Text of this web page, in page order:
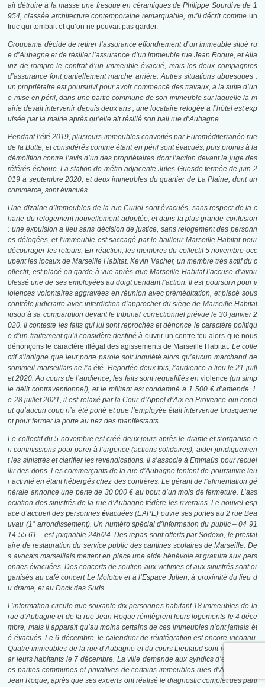
ait détruire à la masse une fresque en céramiques de Philippe Sourdive de 1
954, classée architecture contemporaine remarquable, qu’il décrit comme un
truc qui tombait et qu’on ne pouvait pas garder.
Groupama décide de retirer l’assurance effondrement d’un immeuble situé ru
e d’Aubagne et de résilier l’assurance d’un immeuble rue Jean Roque, et Alla
inz de rompre le contrat d’un immeuble évacué, mais les deux compagnies
d’assurance font partiellement marche arrière. Autres situations ubuesques :
un propriétaire est poursuivi pour avoir commencé des travaux, à la suite d’un
e mise en péril, dans une partie commune de son immeuble sur laquelle la m
airie devait intervenir depuis deux ans ; une locataire relogée à l’hôtel est exp
ulsée par la mairie après qu’elle ait résilié son bail rue d’Aubagne.
Pendant l’été 2019, plusieurs immeubles convoités par Euroméditerranée rue
de la Butte, et considérés comme étant en péril sont évacués, puis promis à la
démolition contre l’avis d’un des propriétaires dont l’action devant le juge des
référés échoue. La station de métro adjacente Jules Guesde fermée de juin 2
019 à septembre 2020, et deux immeubles du quartier de La Plaine, dont un
commerce, sont évacués.
Une dizaine d’immeubles de la rue Curiol sont évacués, sans respect de la c
harte du relogement nouvellement adoptée, et dans la plus grande confusion
: une expulsion a lieu sans décision de justice, sans relogement des personn
es délogées, et l’immeuble est saccagé par le bailleur Marseille Habitat pour
décourager les retours. En réaction, les membres du collectif 5 novembre occ
upent les locaux de Marseille Habitat. Kevin Vacher, un membre très actif du c
ollectif, est placé en garde à vue après que Marseille Habitat l’accuse d’avoir
blessé une de ses employées au doigt pendant l’action. Il est poursuivi pour v
iolences volontaires aggravées en réunion avec préméditation, et placé sous
contrôle judiciaire avec interdiction d’approcher du siège de Marseille Habitat
jusqu’à sa comparution devant le tribunal correctionnel prévue le 30 janvier 2
020. Il conteste les faits qui lui sont reprochés et dénonce le caractère politiqu
e d’un traitement qu’il considère destiné à ouvrir un contre feu alors que nous
dénonçons le caractère illégal des agissements de Marseille Habitat. Le colle
ctif s’indigne que leur porte parole soit inquiété alors qu’aucun marchand de
sommeil marseillais ne l’a été. Reportée deux fois, l’audience a lieu le 21 juill
et 2020. Au cours de l’audience, les faits sont requalifiés en violence (un simp
le délit contraventionnel), et le militant est condamné à 1 500 € d’amende. L
e 28 juillet 2021, il est relaxé par la Cour d’Appel d’Aix en Provence qui concl
ut qu’aucun coup n’a été porté et que l’employée était intervenue brusqueme
nt pour fermer la porte au nez des manifestants.
Le collectif du 5 novembreest créé deux jours après le drame et s’organise e
n commissions pour parer à l’urgence (actions solidaires), aider juridiquemen
t les sinistrés et clarifier les revendications. Il s’associe à Emmaüs pour recuei
llir des dons. Les commerçants de la rue d’Aubagne tentent de poursuivre leu
r activité en étant hébergés chez des confrères. Le gérant de l’alimentation gé
nérale annonce une perte de 30 000 € au bout d’un mois de fermeture. L’ass
ociation des sinistrés de la rue d’Aubagne fédère les riverains. Le nouvel esp
ace d’accueil despersonnesévacuées (EAPE) ouvre ses portes au 2 rue Bea
uvau (1° arrondissement). Un numéro spécial d’information du public – 04 91
14 55 61 – est joignable 24h/24. Des repas sont offerts par Sodexo, le prestat
aire de restauration du service public des cantines scolaires de Marseille. De
s avocats marseillais mettent en place une aide bénévole et gratuite aux pers
onnes évacuées. Des concerts de soutien aux victimes et aux sinistrés sont or
ganisés au café concert Le Molotovet à l’Espace Julien, à proximité du lieu d
u drame, et au Dock des Suds.
L’information circule que soixante dix personnes habitant18 immeubles de la
rue d’Aubagne et de la rue Jean Roque réintègrent leurs logements le 4 déce
mbre, mais il apparaît qu’au moins certains de ces immeubles n’ont jamais ét
é évacués. Le 6 décembre, le calendrier de réintégration est encore inconnu.
Quatre immeubles de la rue d’Aubagne et du cours Lieutaud sont réinvestis p
ar leurs habitants le 7 décembre. La ville demande aux syndics d’expertiser l
es parties communes et privatives de certains immeubles rues d’Aubagne et
Jean Roque, après que ses experts ont réalisé le diagnostic complet des parti